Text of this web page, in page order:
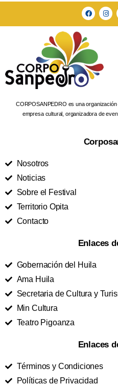
CORPOSANPEDRO es una
empresa cultural, organizadora de
Nosotros
Noticias
Sobre el Festival
Territorio Opita
Contacto
Enlaces
Gobernación del Huila
Ama Huila
Secretaria de Cultura y
Min Cultura
Teatro Pigoanza
Enlaces
Términos y Condiciones
Políticas de Privacidad